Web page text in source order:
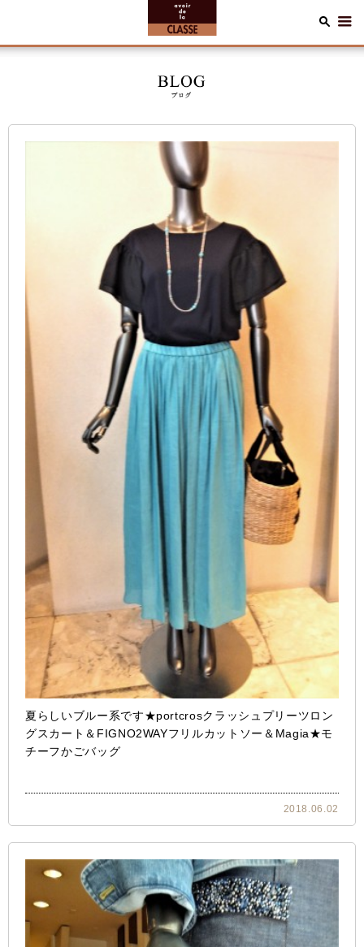
夏らしいブルー系です★portcrosクラッシュプリーツロン
グスカート＆FIGNO2WAYフリルカットソー＆Magia★モ
チーフかごバッグ
2018.06.02